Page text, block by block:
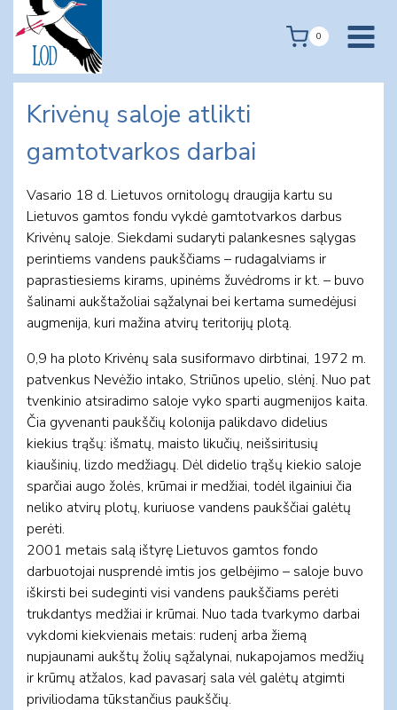
content
0
Krivėnų saloje atlikti
gamtotvarkos darbai
Vasario 18 d. Lietuvos ornitologų draugija kartu su
Lietuvos gamtos fondu vykdė gamtotvarkos darbus
Krivėnų saloje. Siekdami sudaryti palankesnes sąlygas
perintiems vandens paukščiams – rudagalviams ir
paprastiesiems kirams, upinėms žuvėdroms ir kt. – buvo
šalinami aukštažoliai sąžalynai bei kertama sumedėjusi
augmenija, kuri mažina atvirų teritorijų plotą.
0,9 ha ploto Krivėnų sala susiformavo dirbtinai, 1972 m.
patvenkus Nevėžio intako, Striūnos upelio, slėnį. Nuo pat
tvenkinio atsiradimo saloje vyko sparti augmenijos kaita.
Čia gyvenanti paukščių kolonija palikdavo didelius
kiekius trąšų: išmatų, maisto likučių, neišsiritusių
kiaušinių, lizdo medžiagų. Dėl didelio trąšų kiekio saloje
sparčiai augo žolės, krūmai ir medžiai, todėl ilgainiui čia
neliko atvirų plotų, kuriuose vandens paukščiai galėtų
perėti.
2001 metais salą ištyrę Lietuvos gamtos fondo
darbuotojai nusprendė imtis jos gelbėjimo – saloje buvo
iškirsti bei sudeginti visi vandens paukščiams perėti
trukdantys medžiai ir krūmai. Nuo tada tvarkymo darbai
vykdomi kiekvienais metais: rudenį arba žiemą
nupjaunami aukštų žolių sąžalynai, nukapojamos medžių
ir krūmų atžalos, kad pavasarį sala vėl galėtų atgimti
priviliodama tūkstančius paukščių.